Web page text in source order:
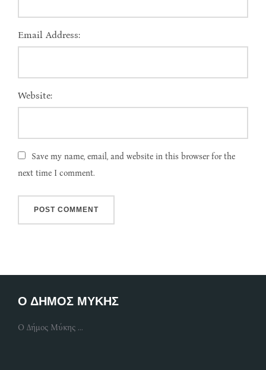
Email Address:
Website:
Save my name, email, and website in this browser for the
next time I comment.
Ο ΔΗΜΟΣ ΜΥΚΗΣ
Ο Δήμος Μύκης ...